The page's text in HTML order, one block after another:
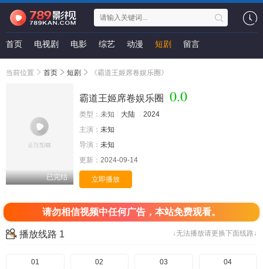
首页 电视剧 电影 综艺 动漫 短剧 留言
当前位置 首页 短剧 《霸道王姬席卷娱乐圈》
已完结
霸道王姬席卷娱乐圈 0.0
类型： 未知 大陆
2024
主演： 未知
导演： 未知
更新： 2024-09-14
立即播放
请勿相信视频中任何广告，本站免费观看。
↓无法播放请更换下面线路↓
播放线路 1
01 02 03 04